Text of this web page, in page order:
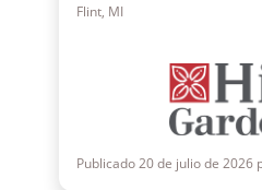
Flint, MI
Publicado 20 de julio de 2026